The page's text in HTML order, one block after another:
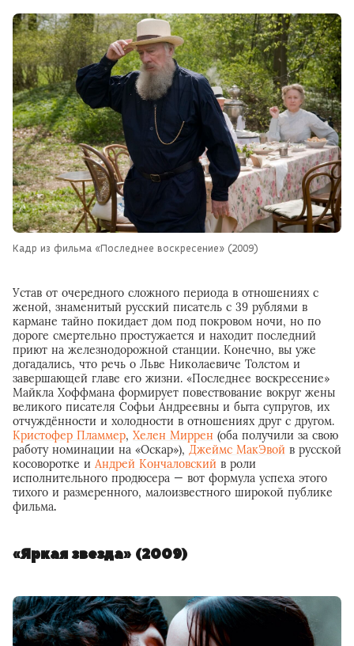
Кадр из фильма «Последнее воскресение» (2009)
Устав от очередного сложного периода в отношениях с
женой, знаменитый русский писатель с 39 рублями в
кармане тайно покидает дом под покровом ночи, но по
дороге смертельно простужается и находит последний
приют на железнодорожной станции. Конечно, вы уже
догадались, что речь о Льве Николаевиче Толстом и
завершающей главе его жизни. «Последнее воскресение»
Майкла Хоффмана формирует повествование вокруг жены
великого писателя Софьи Андреевны и быта супругов, их
отчуждённости и холодности в отношениях друг с другом.
Кристофер Пламмер, Хелен Миррен (оба получили за свою
работу номинации на «Оскар»), Джеймс МакЭвой в русской
косоворотке и Андрей Кончаловский в роли
исполнительного продюсера — вот формула успеха этого
тихого и размеренного, малоизвестного широкой публике
фильма.
«Яркая звезда» (2009)